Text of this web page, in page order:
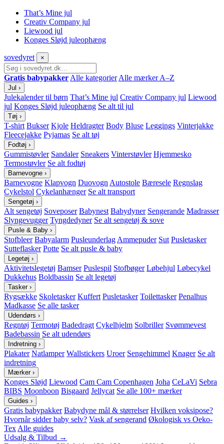
That’s Mine jul
Creativ Company jul
Liewood jul
Konges Sløjd juleophæng
sovedyret ×
Gratis babypakker Alle kategorier Alle mærker A–Z
Jul ›
Julekalender til børn That’s Mine jul Creativ Company jul Liewood
jul Konges Sløjd juleophæng Se alt til jul
Tøj ›
T-shirt Bukser Kjole Heldragter Body Bluse Leggings Vinterjakke
Fleecejakke Pyjamas Se alt tøj
Fodtøj ›
Gummistøvler Sandaler Sneakers Vinterstøvler Hjemmesko
Termostøvler Se alt fodtøj
Barnevogne ›
Barnevogne Klapvogn Duovogn Autostole Bæresele Regnslag
Cykelstol Cykelanhænger Se alt transport
Sengetøj ›
Alt sengetøj Soveposer Babynest Babydyner Sengerande Madrasser
Slyngevugger Tyngdedyner Se alt sengetøj & sove
Pusle & Baby ›
Stofbleer Babyalarm Pusleunderlag Ammepuder Sut Pusletasker
Sutteflasker Potte Se alt pusle & baby
Legetøj ›
Aktivitetslegetøj Bamser Puslespil Stofbøger Løbehjul Løbecykel
Dukkehus Boldbassin Se alt legetøj
Tasker ›
Rygsække Skoletasker Kuffert Pusletasker Toilettasker Penalhus
Madkasse Se alle tasker
Udendørs ›
Regntøj Termotøj Badedragt Cykelhjelm Solbriller Svømmevest
Badebassin Se alt udendørs
Indretning ›
Plakater Natlamper Wallstickers Uroer Sengehimmel Knager Se alt
indretning
Mærker ›
Konges Sløjd Liewood Cam Cam Copenhagen Joha CeLaVi Sebra
BIBS Moonboon Bisgaard Jellycat Se alle 100+ mærker
Guides ›
Gratis babypakker Babydyne mål & størrelser Hvilken voksipose?
Hvornår sidder baby selv? Vask af sengerand Økologisk vs Oeko-
Tex Alle guides
Udsalg & Tilbud →